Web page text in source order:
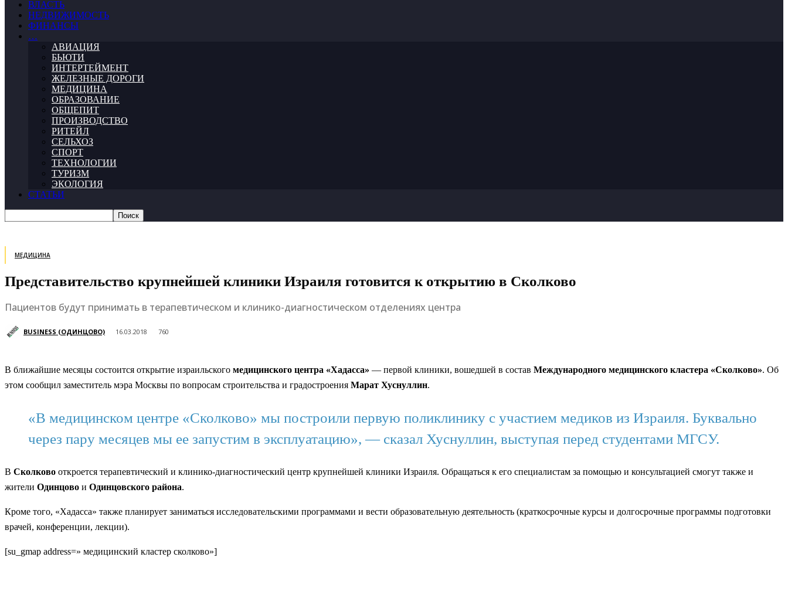
ВЛАСТЬ
НЕДВИЖИМОСТЬ
ФИНАНСЫ
…
АВИАЦИЯ
БЬЮТИ
ИНТЕРТЕЙМЕНТ
ЖЕЛЕЗНЫЕ ДОРОГИ
МЕДИЦИНА
ОБРАЗОВАНИЕ
ОБЩЕПИТ
ПРОИЗВОДСТВО
РИТЕЙЛ
СЕЛЬХОЗ
СПОРТ
ТЕХНОЛОГИИ
ТУРИЗМ
ЭКОЛОГИЯ
СТАТЬИ
МЕДИЦИНА
Представительство крупнейшей клиники Израиля готовится к открытию в Сколково
Пациентов будут принимать в терапевтическом и клинико-диагностическом отделениях центра
BUSINESS (ОДИНЦОВО) 16.03.2018 760
В ближайшие месяцы состоится открытие израильского медицинского центра «Хадасса» — первой клиники, вошедшей в состав Международного медицинского кластера «Сколково». Об
этом сообщил заместитель мэра Москвы по вопросам строительства и градостроения Марат Хуснуллин.
«В медицинском центре «Сколково» мы построили первую поликлинику с участием медиков из Израиля. Буквально
через пару месяцев мы ее запустим в эксплуатацию», — сказал Хуснуллин, выступая перед студентами МГСУ.
В Сколково откроется терапевтический и клинико-диагностический центр крупнейшей клиники Израиля. Обращаться к его специалистам за помощью и консультацией смогут также и
жители Одинцово и Одинцовского района.
Кроме того, «Хадасса» также планирует заниматься исследовательскими программами и вести образовательную деятельность (краткосрочные курсы и долгосрочные программы подготовки
врачей, конференции, лекции).
[su_gmap address=» медицинский кластер сколково»]